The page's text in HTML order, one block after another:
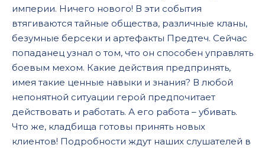
империи. Ничего нового! В эти события
втягиваются тайные общества, различные кланы,
безумные берсеки и артефакты Предтеч. Сейчас
попаданец узнал о том, что он способен управлять
боевым мехом. Какие действия предпринять,
имея такие ценные навыки и знания? В любой
непонятной ситуации герой предпочитает
действовать и работать. А его работа – убивать.
Что же, кладбища готовы принять новых
клиентов! Подробности ждут наших слушателей в